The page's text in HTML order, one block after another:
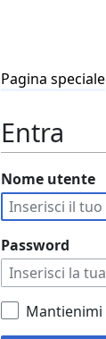
Pagina speciale
Entra
Nome utente
Password